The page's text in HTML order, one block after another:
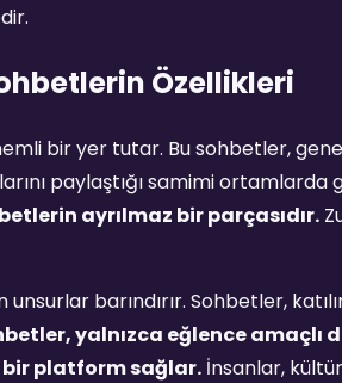
Özellikleri
bir yer tutar. Bu sohbetler,
paylaştığı samimi ortamlarda
ayrılmaz bir parçasıdır.
barındırır. Sohbetler,
yalnızca eğlence amaçlı
bir platform sağlar. İnsanlar,